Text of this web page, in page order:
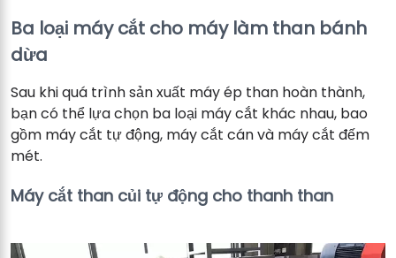
Ba loại máy cắt cho máy làm than bánh
dừa
Sau khi quá trình sản xuất máy ép than hoàn thành,
bạn có thể lựa chọn ba loại máy cắt khác nhau, bao
gồm máy cắt tự động, máy cắt cán và máy cắt đếm
mét.
Máy cắt than củi tự động cho thanh than